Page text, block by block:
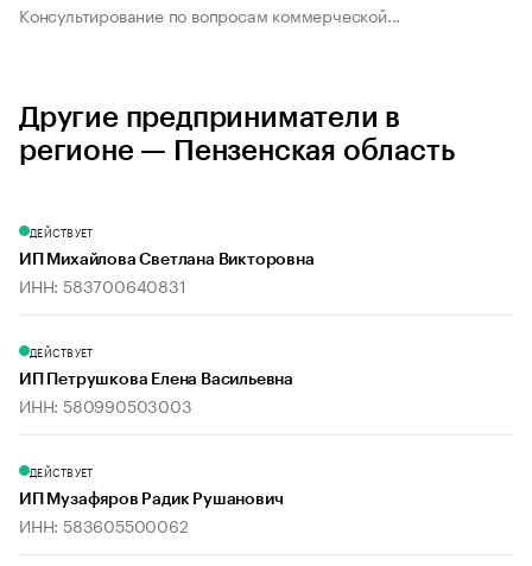
Консультирование по вопросам коммерческой...
Другие предприниматели в
регионе — Пензенская область
ДЕЙСТВУЕТ
ИП Михайлова Светлана Викторовна
ИНН: 583700640831
ДЕЙСТВУЕТ
ИП Петрушкова Елена Васильевна
ИНН: 580990503003
ДЕЙСТВУЕТ
ИП Музафяров Радик Рушанович
ИНН: 583605500062